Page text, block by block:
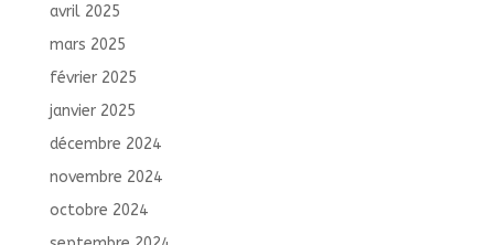
avril 2025
mars 2025
février 2025
janvier 2025
décembre 2024
novembre 2024
octobre 2024